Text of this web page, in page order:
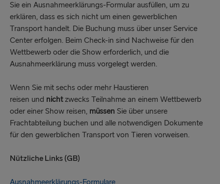
Sie ein Ausnahmeerklärungs-Formular ausfüllen, um zu
erklären, dass es sich nicht um einen gewerblichen
Transport handelt. Die Buchung muss über unser Service
Center erfolgen. Beim Check-in sind Nachweise für den
Wettbewerb oder die Show erforderlich, und die
Ausnahmeerklärung muss vorgelegt werden.
Wenn Sie mit sechs oder mehr Haustieren
reisen und nichtzwecks Teilnahme an einem Wettbewerb
oder einer Show reisen, müssen Sie über unsere
Frachtabteilung buchen und alle notwendigen Dokumente
für den gewerblichen Transport von Tieren vorweisen.
Nützliche Links (GB)